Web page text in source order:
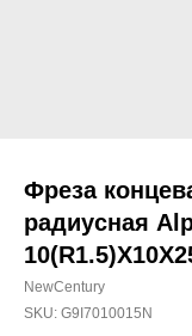
Фреза
радиусная
NewCentury
SKU: G9I7010015N